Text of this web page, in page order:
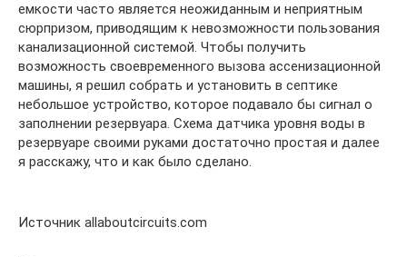
емкости часто является неожиданным и неприятным
сюрпризом, приводящим к невозможности пользования
канализационной системой. Чтобы получить
возможность своевременного вызова ассенизационной
машины, я решил собрать и установить в септике
небольшое устройство, которое подавало бы сигнал о
заполнении резервуара. Схема датчика уровня воды в
резервуаре своими руками достаточно простая и далее
я расскажу, что и как было сделано.
Источник allaboutcircuits.com